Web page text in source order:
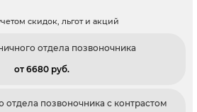
скидок, льгот и акций
отдела позвоночника
от 6680 pуб.
позвоночника с контрастом